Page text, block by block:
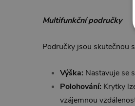
Multifunkční područky
Područky jsou skutečnou
Výška: Nastavuje se
Polohování: Krytky
vzájemnou